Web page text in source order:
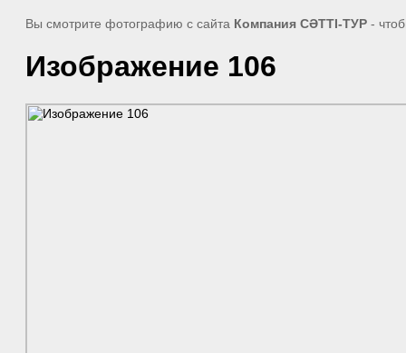
Вы смотрите фотографию с сайта Компания СӘТТІ-ТУР -
Изображение 106